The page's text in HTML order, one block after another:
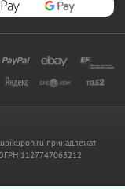
принадлежат
1127747063212